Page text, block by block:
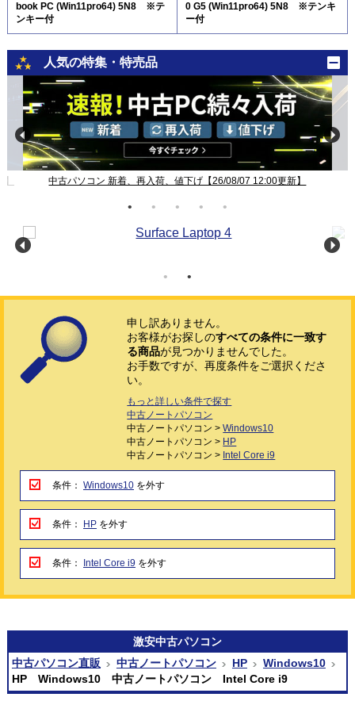
book PC (Win11pro64) 5N8 ※テ
ンキー付
0 G5 (Win11pro64) 5N8 ※テンキ
ー付
人気の特集・特売品
中古パソコン 新着、再入荷、値下げ【26/08/07 12:00更新】
申し訳ありません。
お客様がお探しのすべての条件に一致す
る商品が見つかりませんでした。
お手数ですが、再度条件をご選択くださ
い。
もっと詳しい条件で探す
中古ノートパソコン
中古ノートパソコン >Windows10
中古ノートパソコン > HP
中古ノートパソコン > Intel Core i9
条件： Windows10 を外す
条件： HP を外す
条件： Intel Core i9 を外す
激安中古パソコン
中古パソコン直販
中古ノートパソコン HP
Windows10
HP Windows10 中古ノートパソコン Intel Core i9